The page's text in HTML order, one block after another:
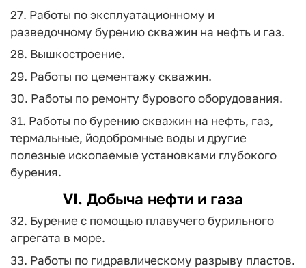
27. Работы по эксплуатационному и
разведочному бурению скважин на нефть и газ.
28. Вышкостроение.
29. Работы по цементажу скважин.
30. Работы по ремонту бурового оборудования.
31. Работы по бурению скважин на нефть, газ,
термальные, йодобромные воды и другие
полезные ископаемые установками глубокого
бурения.
VI. Добыча нефти и газа
32. Бурение с помощью плавучего бурильного
агрегата в море.
33. Работы по гидравлическому разрыву пластов.